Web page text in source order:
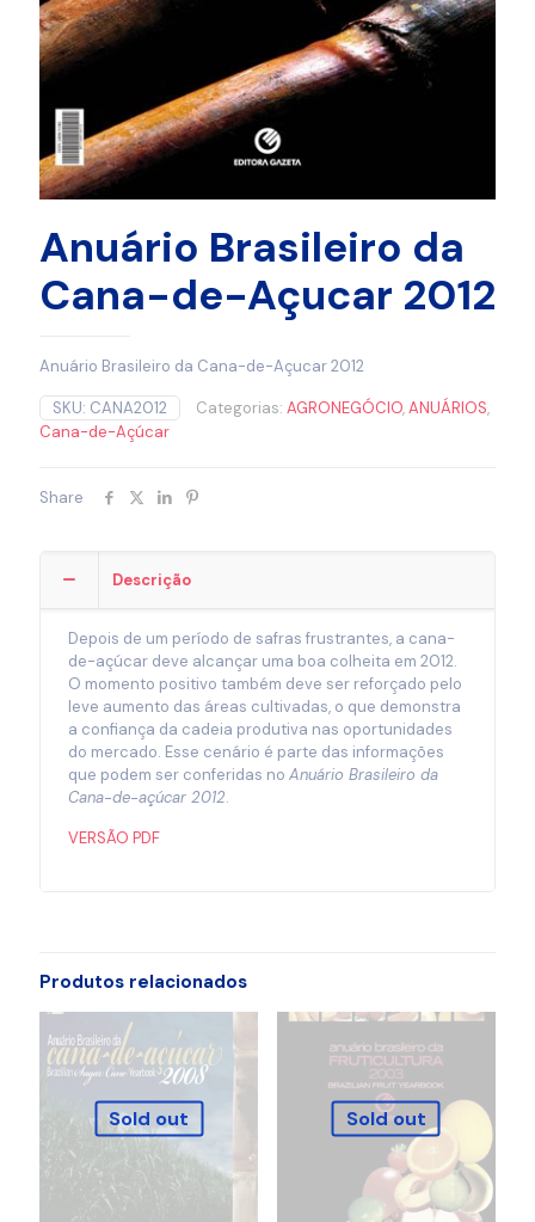
Anuário Brasileiro da
Cana-de-Açucar 2012
Anuário Brasileiro da Cana-de-Açucar 2012
SKU: CANA2012 Categorias: AGRONEGÓCIO,ANUÁRIOS,
Cana-de-Açúcar
Share
Descrição
Depois de um período de safras frustrantes, a cana-
de-açúcar deve alcançar uma boa colheita em 2012.
O momento positivo também deve ser reforçado pelo
leve aumento das áreas cultivadas, o que demonstra
a confiança da cadeia produtiva nas oportunidades
do mercado. Esse cenário é parte das informações
que podem ser conferidas noAnuário Brasileiro da
Cana-de-açúcar 2012.
VERSÃO PDF
Produtos relacionados
Sold out Sold out